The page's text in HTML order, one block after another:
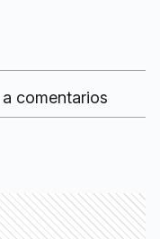
comentarios